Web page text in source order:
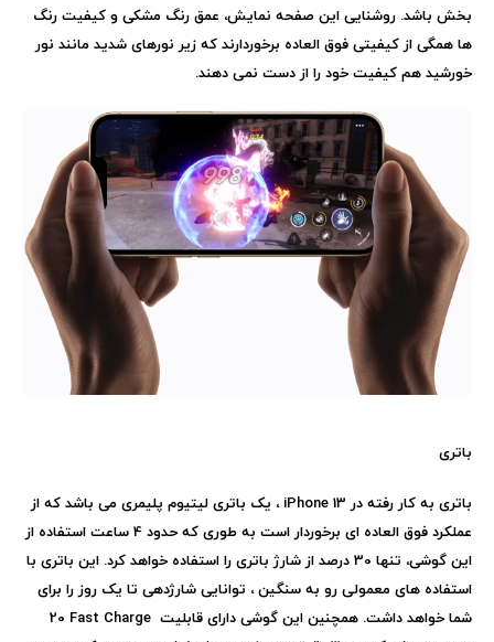
بخش باشد. روشنایی این صفحه نمایش، عمق رنگ مشکی و کیفیت رنگ
ها همگی از کیفیتی فوق العاده برخوردارند که زیر نورهای شدید مانند نور
خورشید هم کیفیت خود را از دست نمی دهند.
باتری
باتری به کار رفته در iPhone 13 ، یک باتری لیتیوم پلیمری می باشد که از
عملکرد فوق العاده ای برخوردار است به طوری که حدود 4 ساعت استفاده از
این گوشی، تنها 30 درصد از شارژ باتری را استفاده خواهد کرد. این باتری با
استفاده های معمولی رو به سنگین ، توانایی شارژدهی تا یک روز را برای
شما خواهد داشت. همچنین این گوشی دارای قابلیت Fast Charge
20